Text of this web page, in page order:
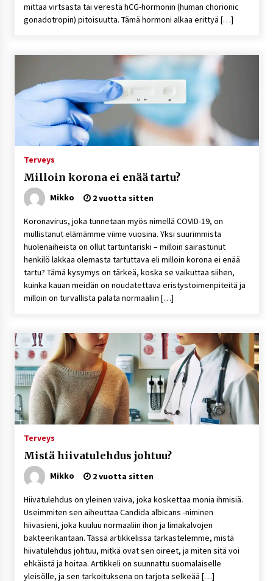
mittaa virtsasta tai verestä hCG-hormonin (human chorionic
gonadotropin) pitoisuutta. Tämä hormoni alkaa erittyä […]
Terveys
Milloin korona ei enää tartu?
Mikko 2 vuotta sitten
Koronavirus, joka tunnetaan myös nimellä COVID-19, on
mullistanut elämämme viime vuosina. Yksi suurimmista
huolenaiheista on ollut tartuntariski – milloin sairastunut
henkilö lakkaa olemasta tartuttava eli milloin korona ei enää
tartu? Tämä kysymys on tärkeä, koska se vaikuttaa siihen,
kuinka kauan meidän on noudatettava eristystoimenpiteitä ja
milloin on turvallista palata normaaliin […]
Terveys
Mistä hiivatulehdus johtuu?
Mikko 2 vuotta sitten
Hiivatulehdus on yleinen vaiva, joka koskettaa monia ihmisiä.
Useimmiten sen aiheuttaa Candida albicans -niminen
hiivasieni, joka kuuluu normaaliin ihon ja limakalvojen
bakteerikantaan. Tässä artikkelissa tarkastelemme, mistä
hiivatulehdus johtuu, mitkä ovat sen oireet, ja miten sitä voi
ehkäistä ja hoitaa. Artikkeli on suunnattu suomalaiselle
yleisölle, ja sen tarkoituksena on tarjota selkeää […]